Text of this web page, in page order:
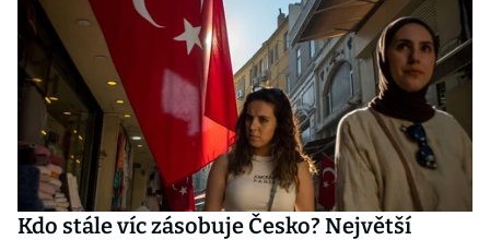
Kdo stále víc zásobuje Česko? Největší